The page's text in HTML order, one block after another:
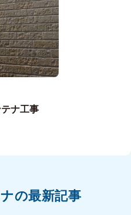
ナ工事
の最新記事